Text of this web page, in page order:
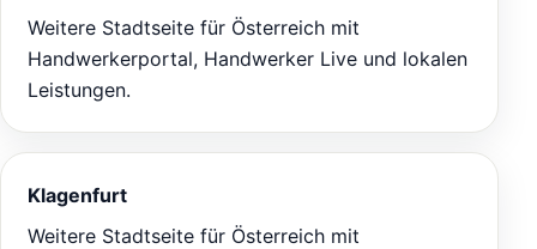
Weitere Stadtseite für Österreich mit
Handwerkerportal, Handwerker Live und lokalen
Leistungen.
Klagenfurt
Weitere Stadtseite für Österreich mit